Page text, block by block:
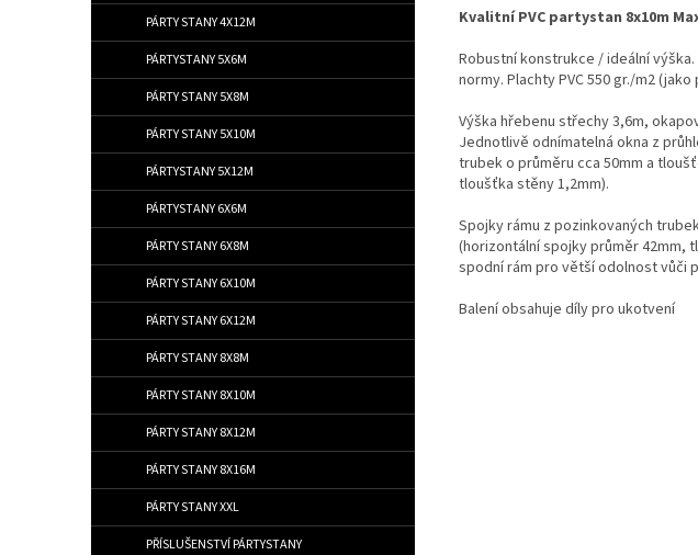
PÁRTY STANY 4X12M
PÁRTYSTANY 5X6M
PÁRTY STANY 5X8M
PÁRTY STANY 5X10M
PÁRTYSTANY 5X12M
PÁRTYSTANY 6X6M
PÁRTY STANY 6X8M
PÁRTY STANY 6X10M
PÁRTY STANY 6X12M
PÁRTY STANY 8X8M
PÁRTY STANY 8X10M
PÁRTY STANY 8X12M
PÁRTY STANY 8X16M
PÁRTY STANY XXL
PŘÍSLUŠENSTVÍ PÁRTYSTANY
Kvalitní PVC partystan 8x10m
Robustní konstrukce / ideální
normy. Plachty PVC 550 gr./m2
Výška hřebenu střechy 3,6m,
Jednotlivě odnímatelná okna z
trubek o průměru cca 50mm a
tloušťka stěny 1,2mm).
Spojky rámu z pozinkovaných
(horizontální spojky průměr 42mm,
spodní rám pro větší odolnost vůči
Balení obsahuje díly pro ukotvení